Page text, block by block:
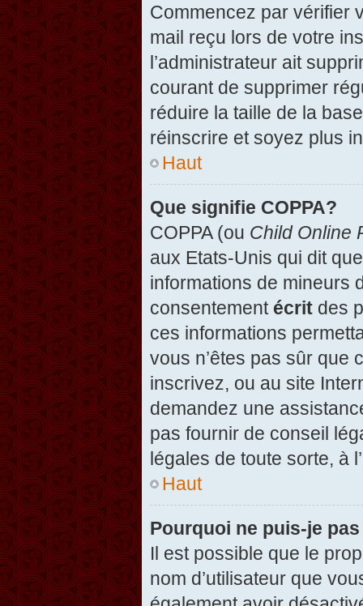
Commencez par vérifier
mail reçu lors de votre
l’administrateur ait
courant de supprimer
réduire la taille de la
réinscrire et soyez plus
Haut
Que signifie COPPA?
COPPA (ou Child Online
aux Etats-Unis qui dit
informations de mineurs
consentement écrit des
ces informations
vous n’êtes pas sûr que
inscrivez, ou au site
demandez une
pas fournir de conseil
légales de toute sorte, à
Haut
Pourquoi ne puis-je
Il est possible que le
nom d’utilisateur que